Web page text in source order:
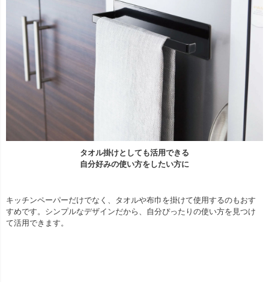
タオル掛けとしても活用できる
自分好みの使い方をしたい方に
キッチンペーパーだけでなく、タオルや布巾を掛けて使用するのもおす
すめです。シンプルなデザインだから、自分ぴったりの使い方を見つけ
て活用できます。